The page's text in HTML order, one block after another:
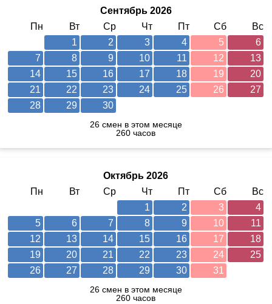
Сентябрь 2026
Пн
Вт Ср Чт Пт Сб
Вс
1
2 3 4 5
6
7
8 9 10 11 12
13
14
15 16 17 18 19
20
21
22 23 24 25 26
27
28
29 30
26 смен в этом месяце
260 часов
Октябрь 2026
Пн
Вт Ср Чт Пт Сб
Вс
1
2 3
4
5
6 7 8 9 10
11
12
13 14 15 16 17
18
19
20 21 22 23 24
25
26
27 28 29 30 31
26 смен в этом месяце
260 часов